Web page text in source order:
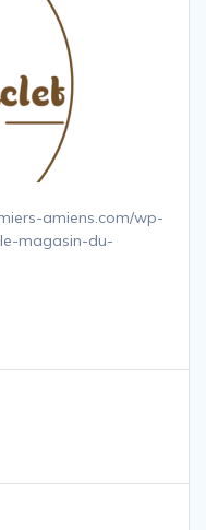
amiens.com/wp-
magasin-du-